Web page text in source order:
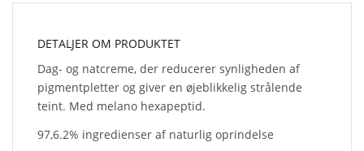
DETALJER OM PRODUKTET
Dag- og natcreme, der reducerer synligheden af
pigmentpletter og giver en øjeblikkelig strålende
teint. Med melano hexapeptid.
97,6.2% ingredienser af naturlig oprindelse